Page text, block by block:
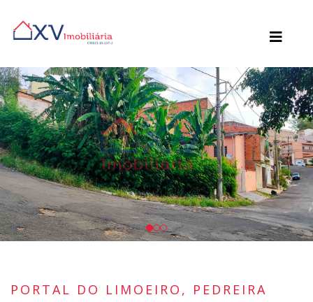
PORTAL DO LIMOEIRO, PEDREIRA